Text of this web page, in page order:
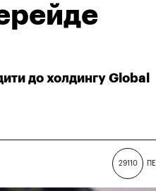
до холдингу Global
29110